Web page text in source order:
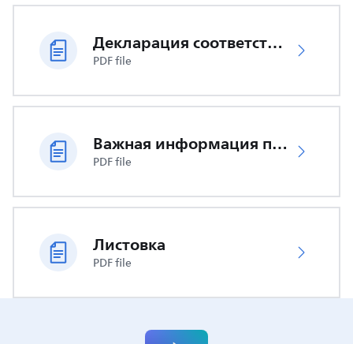
Декларация соответствия ЕС
PDF file
Важная информация по безопасности
PDF file
Листовка
PDF file